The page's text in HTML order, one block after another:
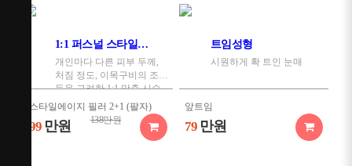
1:1 퍼스널 스타일에이지 필러
개인마다 다른 피부 두께,
처짐 정도, 이목구비의 조화
등을 고려한 1:1 맞춤 시술
스타일에이지 필러 2+1 (팔자)
99 만원 138만원
트임성형
시원하게 확 트인 눈매
앞트임
79 만원